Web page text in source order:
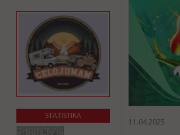
STATISTIKA
11.04.2025